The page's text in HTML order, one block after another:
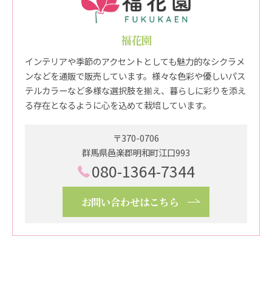
福花園
インテリアや季節のアクセントとしても魅力的なシクラメ
ンなどを通販で販売しています。様々な色彩や優しいパス
テルカラーなど多様な選択肢を揃え、暮らしに彩りを添え
る存在となるように心を込めて栽培しています。
〒370-0706
群馬県邑楽郡明和町江口993
080-1364-7344
お問い合わせはこちら